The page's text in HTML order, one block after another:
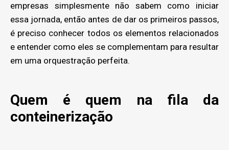
empresas simplesmente não sabem como iniciar
essa jornada, então antes de dar os primeiros passos,
é preciso conhecer todos os elementos relacionados
e entender como eles se complementam para resultar
em uma orquestração perfeita.
Quem é quem na fila da
conteinerização